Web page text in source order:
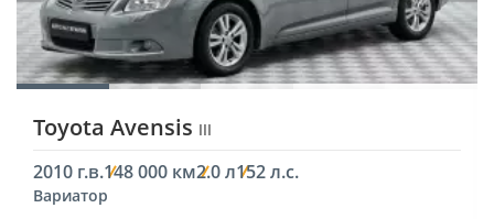
Toyota Avensis III
2010 г.в.148 000 км2.0 л152 л.с.
Вариатор